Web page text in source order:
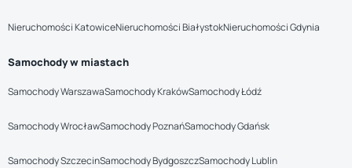
Nieruchomości KatowiceNieruchomości BiałystokNieruchomości Gdynia
Samochody w miastach
Samochody WarszawaSamochody KrakówSamochody Łódź
Samochody WrocławSamochody PoznańSamochody Gdańsk
Samochody SzczecinSamochody BydgoszczSamochody Lublin